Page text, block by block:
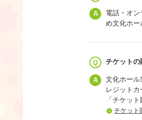
電話・オ
め文化ホー
チケットの
文化ホール
レジット
「チケッ
チケット